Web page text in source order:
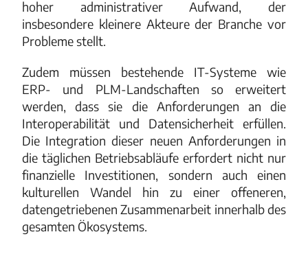
hoher administrativer Aufwand, der
insbesondere kleinere Akteure der Branche vor
Probleme stellt.
Zudem müssen bestehende IT-Systeme wie
ERP- und PLM-Landschaften so erweitert
werden, dass sie die Anforderungen an die
Interoperabilität und Datensicherheit erfüllen.
Die Integration dieser neuen Anforderungen in
die täglichen Betriebsabläufe erfordert nicht nur
finanzielle Investitionen, sondern auch einen
kulturellen Wandel hin zu einer offeneren,
datengetriebenen Zusammenarbeit innerhalb des
gesamten Ökosystems.